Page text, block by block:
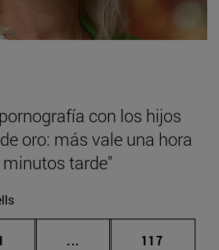
con los hijos
oro: más vale una hora
tarde"
... Páginas intermedias
Página
117